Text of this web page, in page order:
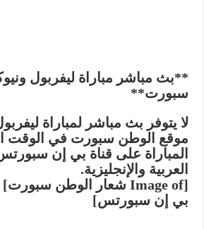
**بث مباشر مباراة ليفربول
سبورت**
لا يتوفر بث مباشر لمباراة
موقع الوطن سبورت في الوقت
العربية والإنجليزية.
بي إن سبورتس]